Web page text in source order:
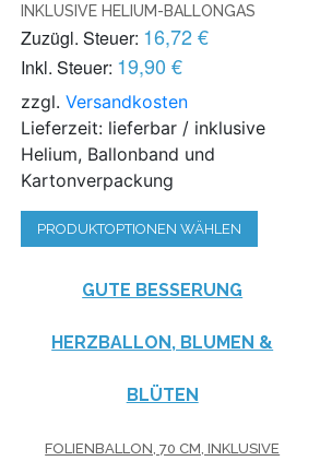
INKLUSIVE HELIUM-BALLONGAS
Zuzügl. Steuer: 16,72 €
Inkl. Steuer: 19,90 €
zzgl.Versandkosten
Lieferzeit: lieferbar / inklusive
Helium, Ballonband und
Kartonverpackung
PRODUKTOPTIONEN WÄHLEN
GUTE BESSERUNG
HERZBALLON, BLUMEN &
BLÜTEN
FOLIENBALLON, 70 CM, INKLUSIVE